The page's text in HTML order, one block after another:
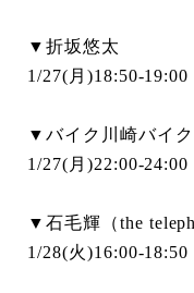
▼折坂悠太
1/27(月)18:50-19:00
▼バイク川崎バイク
1/27(月)22:00-
▼石毛輝（the
1/28(火)16:00-